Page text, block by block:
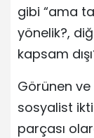
gibi “ama
yönelik?,
kapsam
Görünen ve
sosyalist
parçası